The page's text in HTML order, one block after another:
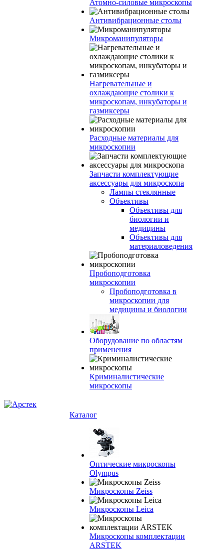
Атомно-силовые микроскопы
Антивибрационные столы
Микроманипуляторы
Нагревательные и
охлаждающие столики к
микроскопам, инкубаторы и
газмиксеры
Расходные материалы для
микроскопии
Запчасти комплектующие
аксессуары для микроскопа
Лампы стеклянные
Объективы
Объективы для
биологии и
медицины
Объективы для
материаловедения
Пробоподготовка
микроскопии
Пробоподготовка в
микроскопии для
медицины и биологии
Оборудование по областям
применения
Криминалистические
микроскопы
Каталог
Оптические микроскопы
Olympus
Микроскопы Zeiss
Микроскопы Leica
Микроскопы комплектации
ARSTEK